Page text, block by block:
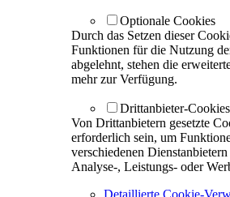
Optionale Cookies
Durch das Setzen dieser
Funktionen für die Nutzung
abgelehnt, stehen die
mehr zur Verfügung.
Drittanbieter-Cookies
Von Drittanbietern gesetzte
erforderlich sein, um
verschiedenen
Analyse-, Leistungs- oder